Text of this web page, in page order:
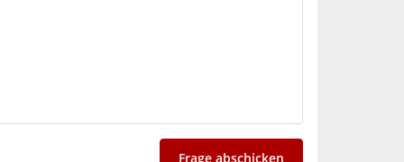
Frage abschicken